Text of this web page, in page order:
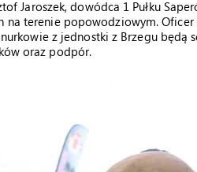
Jaroszek, dowódca 1 Pułku
na terenie popowodziowym. Oficer
z jednostki z Brzegu będą
oraz podpór.